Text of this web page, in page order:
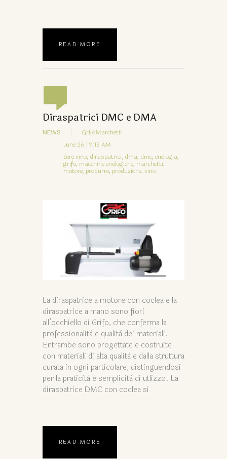
READ MORE
Diraspatrici DMC e DMA
NEWS
GrifoMarchetti
June 26 | 9:13 AM
bere vino, diraspatrici, dma, dmc, enologia,
grifo, macchine enologiche, marchetti,
motore, produrre, produzione, vino
La diraspatrice a motore con coclea e la
diraspatrice a mano sono fiori
all’occhiello di Grifo, che conferma la
professionalità e qualità dei materiali.
Entrambe sono progettate e costruite
con materiali di alta qualità e dalla struttura
curata in ogni particolare, distinguendosi
per la praticità e semplicità di utlizzo. La
diraspatrice DMC con coclea si
READ MORE